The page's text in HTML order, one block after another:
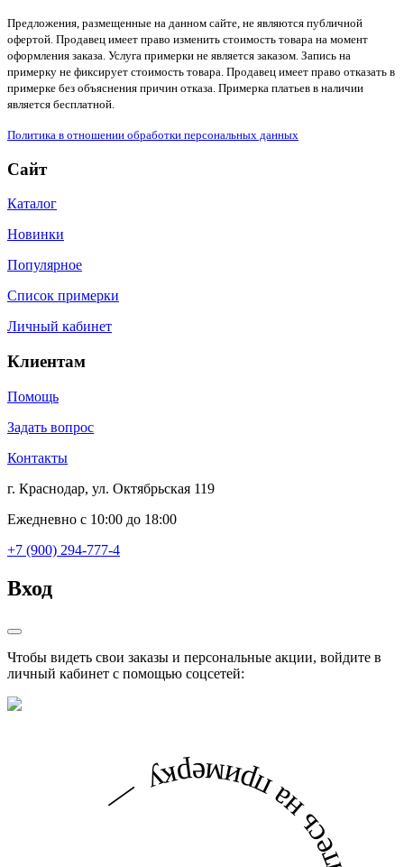
Предложения, размещенные на данном сайте, не являются публичной
офертой. Продавец имеет право изменить стоимость товара на момент
оформления заказа. Услуга примерки не является заказом. Запись на
примерку не фиксирует стоимость товара. Продавец имеет право отказать в
примерке без объяснения причин отказа. Примерка платьев в наличии
является бесплатной.
Политика в отношении обработки персональных данных
Сайт
Каталог
Новинки
Популярное
Список примерки
Личный кабинет
Клиентам
Помощь
Задать вопрос
Контакты
г. Краснодар, ул. Октябрьская 119
Ежедневно с 10:00 до 18:00
+7 (900) 294-777-4
Вход
Чтобы видеть свои заказы и персональные акции, войдите в
личный кабинет с помощью соцсетей: